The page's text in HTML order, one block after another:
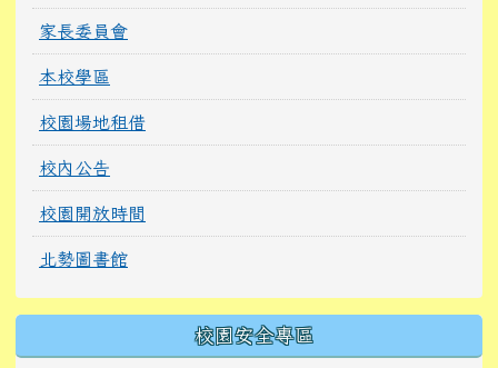
家長委員會
本校學區
校園場地租借
校內公告
校園開放時間
北勢圖書館
校園安全專區